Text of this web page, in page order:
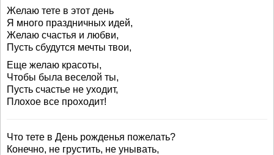
Желаю тете в этот день
Я много праздничных идей,
Желаю счастья и любви,
Пусть сбудутся мечты твои,
Еще желаю красоты,
Чтобы была веселой ты,
Пусть счастье не уходит,
Плохое все проходит!
Что тете в День рожденья пожелать?
Конечно, не грустить, не унывать,